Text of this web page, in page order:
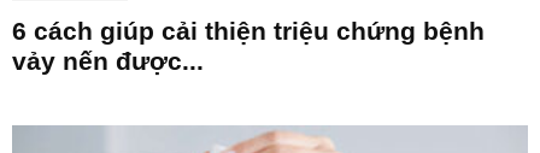
6 cách giúp cải thiện triệu chứng bệnh
vảy nến được...